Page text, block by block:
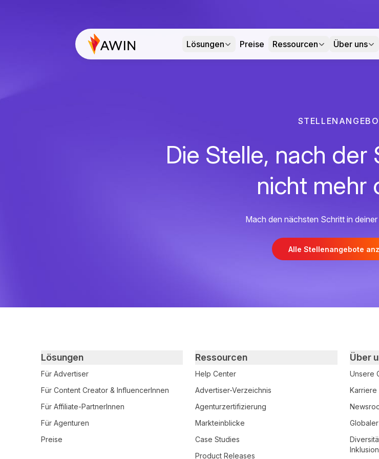
Lösungen Preise Ressourcen Über uns
Die Stelle, nach der
nicht mehr
Mach den nächsten Schritt in
Alle Stellenangebote
Primary footer navigation
Lösungen
Für Advertiser
Für Content Creator & InfluencerInnen
Für Affiliate-PartnerInnen
Für Agenturen
Preise
Ressourcen
Help Center
Advertiser-Verzeichnis
Agenturzertifizierung
Markteinblicke
Case Studies
Product Releases
Über
Unsere
Karriere
Inklusion